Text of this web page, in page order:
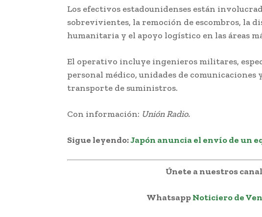
Los efectivos estadounidenses están
sobrevivientes, la remoción de escombros, la
humanitaria y el apoyo logístico en las áreas
El operativo incluye ingenieros militares,
personal médico, unidades de comunicaciones
transporte de suministros.
Con información: Unión Radio.
Sigue leyendo:Japón anuncia el envío de un
Únete a nuestros
WhatsappNoticiero de